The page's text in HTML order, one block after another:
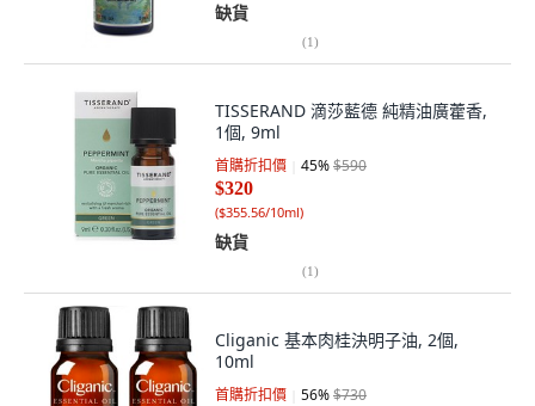
缺貨
(1)
TISSERAND 滴莎藍德 純精油廣藿香,
1個, 9ml
首購折扣價 45%$590
$320
($355.56/10ml)
缺貨
(1)
Cliganic 基本肉桂決明子油, 2個,
10ml
首購折扣價 56%$730